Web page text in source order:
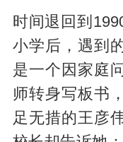
时间退回到
小学后，遇到
是一个因家庭
师转身写板书
足无措的王彦